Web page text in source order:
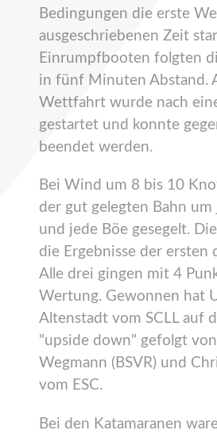
Bedingungen die erste
ausgeschriebenen Zeit
Einrumpfbooten folgten
in fünf Minuten Abstand.
Wettfahrt wurde nach
gestartet und konnte
beendet werden.
Bei Wind um 8 bis 10
der gut gelegten Bahn
und jede Böe gesegelt.
die Ergebnisse der ersten
Alle drei gingen mit 4
Wertung. Gewonnen hat
Altenstadt vom SCLL auf
"upside down" gefolgt
Wegmann (BSVR) und
vom ESC.
Bei den Katamaranen